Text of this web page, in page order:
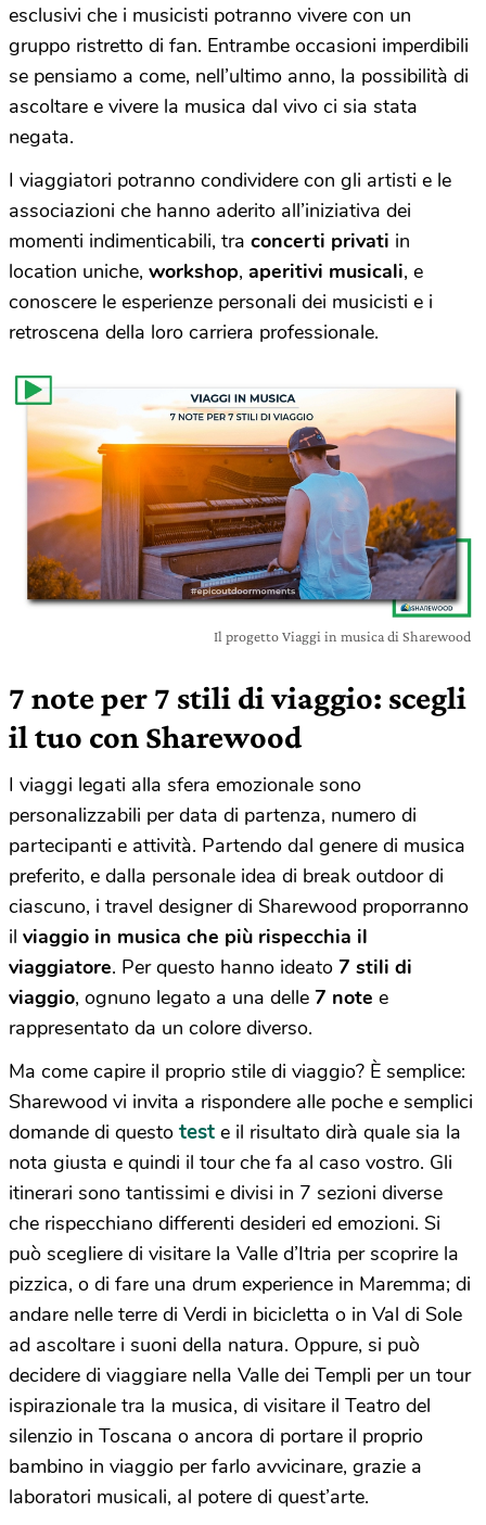
esclusivi che i musicisti potranno vivere con un
gruppo ristretto di fan. Entrambe occasioni imperdibili
se pensiamo a come, nell’ultimo anno, la possibilità di
ascoltare e vivere la musica dal vivo ci sia stata
negata.
I viaggiatori potranno condividere con gli artisti e le
associazioni che hanno aderito all’iniziativa dei
momenti indimenticabili, tra concerti privati in
location uniche, workshop, aperitivi musicali, e
conoscere le esperienze personali dei musicisti e i
retroscena della loro carriera professionale.
Il progetto Viaggi in musica di Sharewood
7 note per 7 stili di viaggio: scegli
il tuo con Sharewood
I viaggi legati alla sfera emozionale sono
personalizzabili per data di partenza, numero di
partecipanti e attività. Partendo dal genere di musica
preferito, e dalla personale idea di break outdoor di
ciascuno, i travel designer di Sharewood proporranno
il viaggio in musica che più rispecchia il
viaggiatore. Per questo hanno ideato 7 stili di
viaggio, ognuno legato a una delle 7 note e
rappresentato da un colore diverso.
Ma come capire il proprio stile di viaggio? È semplice:
Sharewood vi invita a rispondere alle poche e semplici
domande di questo test e il risultato dirà quale sia la
nota giusta e quindi il tour che fa al caso vostro. Gli
itinerari sono tantissimi e divisi in 7 sezioni diverse
che rispecchiano differenti desideri ed emozioni. Si
può scegliere di visitare la Valle d’Itria per scoprire la
pizzica, o di fare una drum experience in Maremma; di
andare nelle terre di Verdi in bicicletta o in Val di Sole
ad ascoltare i suoni della natura. Oppure, si può
decidere di viaggiare nella Valle dei Templi per un tour
ispirazionale tra la musica, di visitare il Teatro del
silenzio in Toscana o ancora di portare il proprio
bambino in viaggio per farlo avvicinare, grazie a
laboratori musicali, al potere di quest’arte.